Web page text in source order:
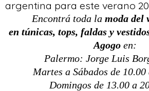
argentina para este verano
Encontrá toda la moda del
en túnicas, tops, faldas y
Agogo en:
Palermo: Jorge Luis
Martes a Sábados de 10.00
Domingos de 13.00 a